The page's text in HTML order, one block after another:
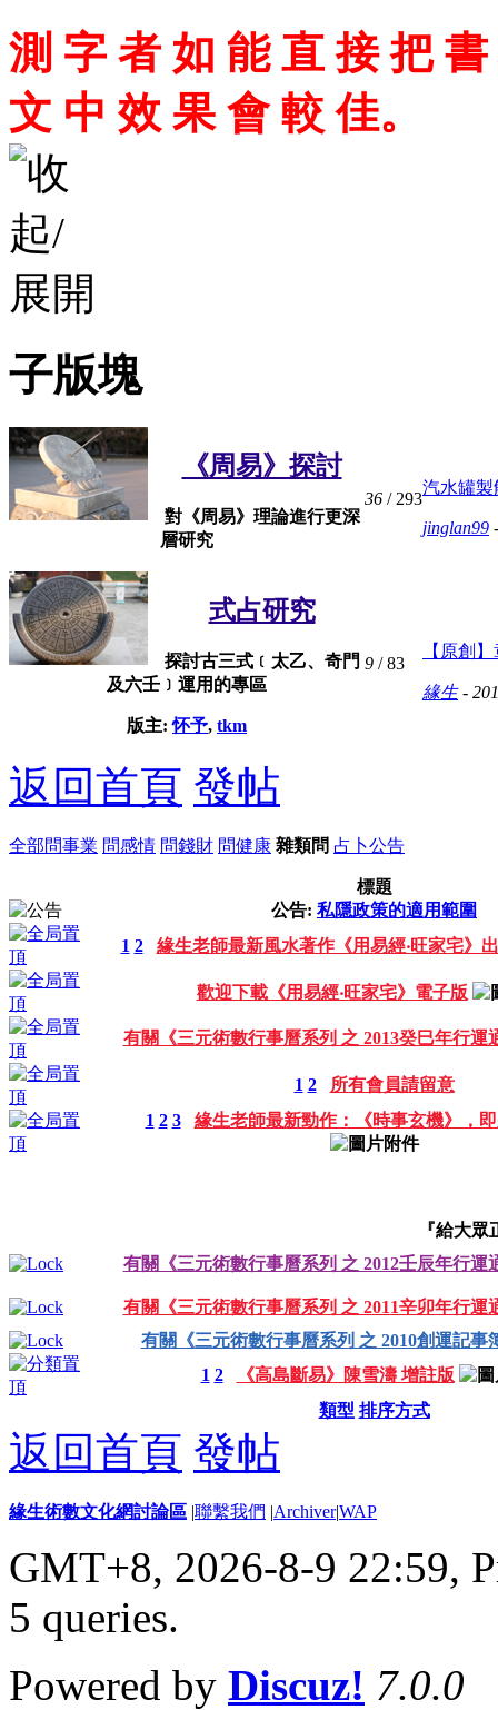
測 字 者 如 能 直 接 把
文 中 效 果 會 較 佳。
子版塊
《周易》探討
對《周易》理論進行更深
層研究
36 / 293
汽水罐製
jinglan99
式占研究
探討古三式﹝太乙、奇門
及六壬﹞運用的專區
版主:怀予, tkm
9 / 83
【原創
緣生-
返回首頁 發帖
全部問事業 問感情 問錢財 問健康 雜類問 占卜公告
標題
公告: 私隱政策的適用範圍
1 2 緣生老師最新風水著作《用易經‧旺家宅》
歡迎下載《用易經‧旺家宅》電子版
有關《三元術數行事曆系列 之 2013癸巳年行運
1 2
所有會員請留意
1 2 3 緣生老師最新勁作：《時事玄機》，
『給大
有關《三元術數行事曆系列 之 2012壬辰年行運
有關《三元術數行事曆系列 之 2011辛卯年行運
有關《三元術數行事曆系列 之 2010創運記事
1 2
《高島斷易》陳雪濤 增註版
類型 排序方式
返回首頁 發帖
緣生術數文化網討論區 |聯繫我們 |Archiver|WAP
GMT+8, 2026-8-9 22:59,
5 queries.
Powered by Discuz! 7.0.0